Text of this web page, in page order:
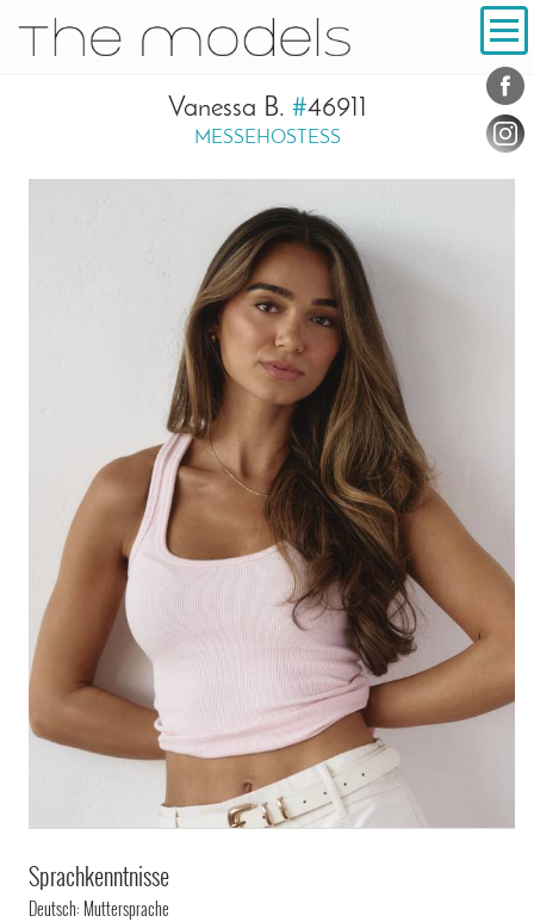
Navigation
Vanessa B. #46911
MESSEHOSTESS
Sprachkenntnisse
Deutsch: Muttersprache